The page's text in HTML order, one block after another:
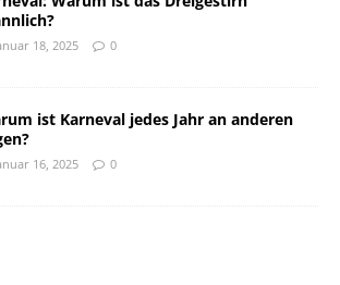
18, 2025 0
ist Karneval jedes Jahr an anderen
16, 2025 0